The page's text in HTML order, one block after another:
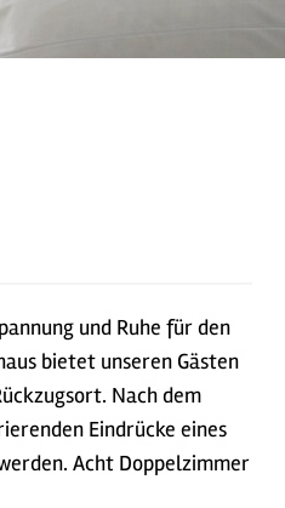
und Ruhe für den
bietet unseren Gästen
Nach dem
Eindrücke eines
Acht Doppelzimmer